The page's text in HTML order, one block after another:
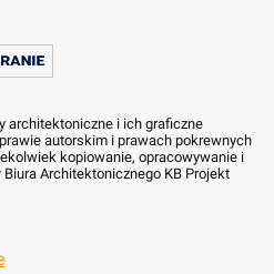
architektoniczne i ich graficzne
autorskim i prawach pokrewnych
kopiowanie, opracowywanie i
Architektonicznego KB Projekt